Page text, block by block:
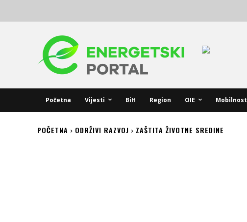
Početna Vijesti BiH Region OIE Mobilnost
POČETNA ODRŽIVI RAZVOJ ZAŠTITA ŽIVOTNE SREDINE